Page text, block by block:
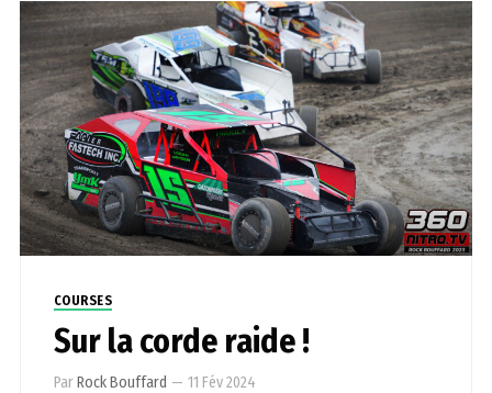
COURSES
Sur la corde raide !
ParRock Bouffard — 11 Fév 2024